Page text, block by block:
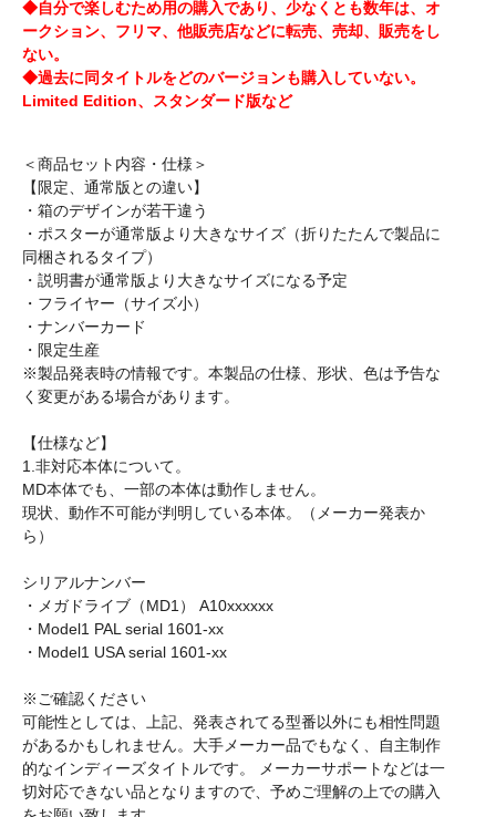
◆自分で楽しむため用の購入であり、少なくとも数年は、オ
ークション、フリマ、他販売店などに転売、売却、販売をし
ない。
◆過去に同タイトルをどのバージョンも購入していない。
Limited Edition、スタンダード版など
＜商品セット内容・仕様＞
【限定、通常版との違い】
・箱のデザインが若干違う
・ポスターが通常版より大きなサイズ（折りたたんで製品に
同梱されるタイプ）
・説明書が通常版より大きなサイズになる予定
・フライヤー（サイズ小）
・ナンバーカード
・限定生産
※製品発表時の情報です。本製品の仕様、形状、色は予告な
く変更がある場合があります。
【仕様など】
1.非対応本体について。
MD本体でも、一部の本体は動作しません。
現状、動作不可能が判明している本体。（メーカー発表か
ら）
シリアルナンバー
・メガドライブ（MD1） A10xxxxxx
・Model1 PAL serial 1601-xx
・Model1 USA serial 1601-xx
※ご確認ください
可能性としては、上記、発表されてる型番以外にも相性問題
があるかもしれません。大手メーカー品でもなく、自主制作
的なインディーズタイトルです。 メーカーサポートなどは一
切対応できない品となりますので、予めご理解の上での購入